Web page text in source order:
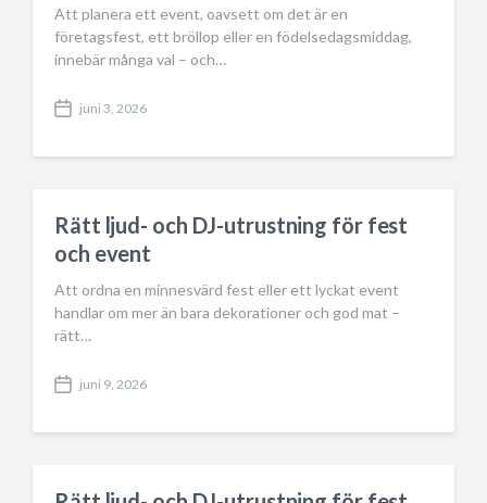
Att planera ett event, oavsett om det är en
företagsfest, ett bröllop eller en födelsedagsmiddag,
innebär många val – och…
P
s
a
t
e
juni 3, 2026
Rätt ljud- och DJ-utrustning för fest
och event
Att ordna en minnesvärd fest eller ett lyckat event
handlar om mer än bara dekorationer och god mat –
rätt…
P
s
a
juni 9, 2026